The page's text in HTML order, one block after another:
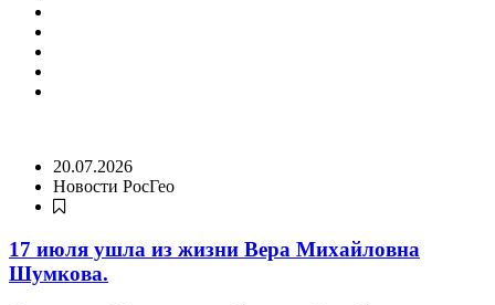
20.07.2026
Новости РосГео
17 июля ушла из жизни Вера Михайловна
Шумкова.